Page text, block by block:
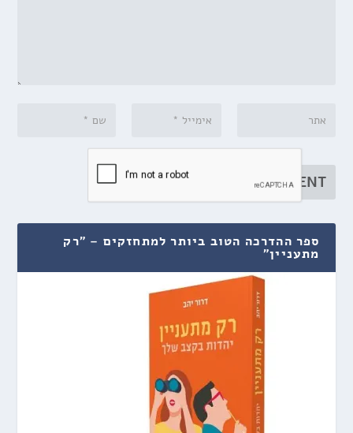
ספר ההדרכה הטוב ביותר למתחזקים – "רק
מתעניין"